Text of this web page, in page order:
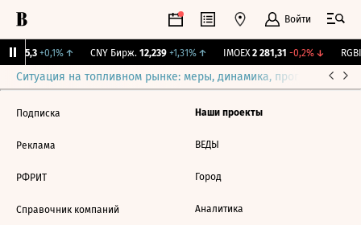
Войти
115,3 +0,1%↑ CNY Бирж. 12,239 +1,31%↑ IMOEX 2 281,31 -0,2%↓
Ситуация на топливном рынке: меры, динамика, прогнозы
Подписка
Реклама
РФРИТ
Справочник компаний
Наши проекты
ВЕДЫ
Город
Аналитика